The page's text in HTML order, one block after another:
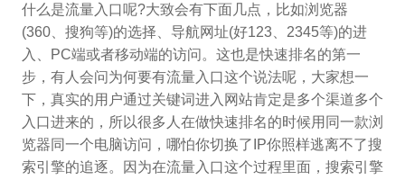
什么是流量入口呢?大致会有下面几点，比如浏览器
(360、搜狗等)的选择、导航网址(好123、2345等)的进
入、PC端或者移动端的访问。这也是快速排名的第一
步，有人会问为何要有流量入口这个说法呢，大家想一
下，真实的用户通过关键词进入网站肯定是多个渠道多个
入口进来的，所以很多人在做快速排名的时候用同一款浏
览器同一个电脑访问，哪怕你切换了IP你照样逃离不了搜
索引擎的追逐。因为在流量入口这个过程里面，搜索引擎